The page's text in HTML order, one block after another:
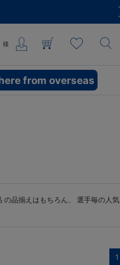
様
from overseas
の品揃えはもちろん、 選手毎の人気
1